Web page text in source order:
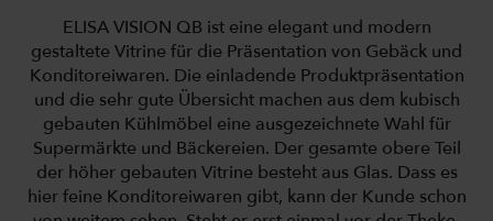
ELISA VISION QB ist eine elegant und modern
gestaltete Vitrine für die Präsentation von Gebäck und
Konditoreiwaren. Die einladende Produktpräsentation
und die sehr gute Übersicht machen aus dem kubisch
gebauten Kühlmöbel eine ausgezeichnete Wahl für
Supermärkte und Bäckereien. Der gesamte obere Teil
der höher gebauten Vitrine besteht aus Glas. Dass es
hier feine Konditoreiwaren gibt, kann der Kunde schon